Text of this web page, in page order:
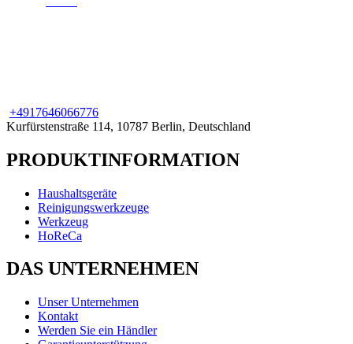
+4917646066776
Kurfürstenstraße 114, 10787 Berlin, Deutschland
PRODUKTINFORMATION
Haushaltsgeräte
Reinigungswerkzeuge
Werkzeug
HoReCa
DAS UNTERNEHMEN
Unser Unternehmen
Kontakt
Werden Sie ein Händler